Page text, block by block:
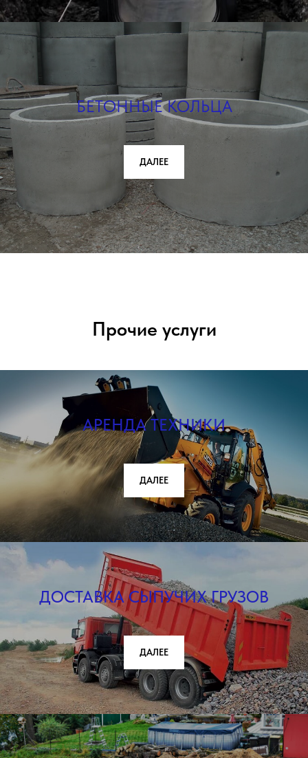
БЕТОННЫЕ КОЛЬЦА
ДАЛЕЕ
Прочие услуги
АРЕНДА ТЕХНИКИ
ДАЛЕЕ
ДОСТАВКА СЫПУЧИХ ГРУЗОВ
ДАЛЕЕ